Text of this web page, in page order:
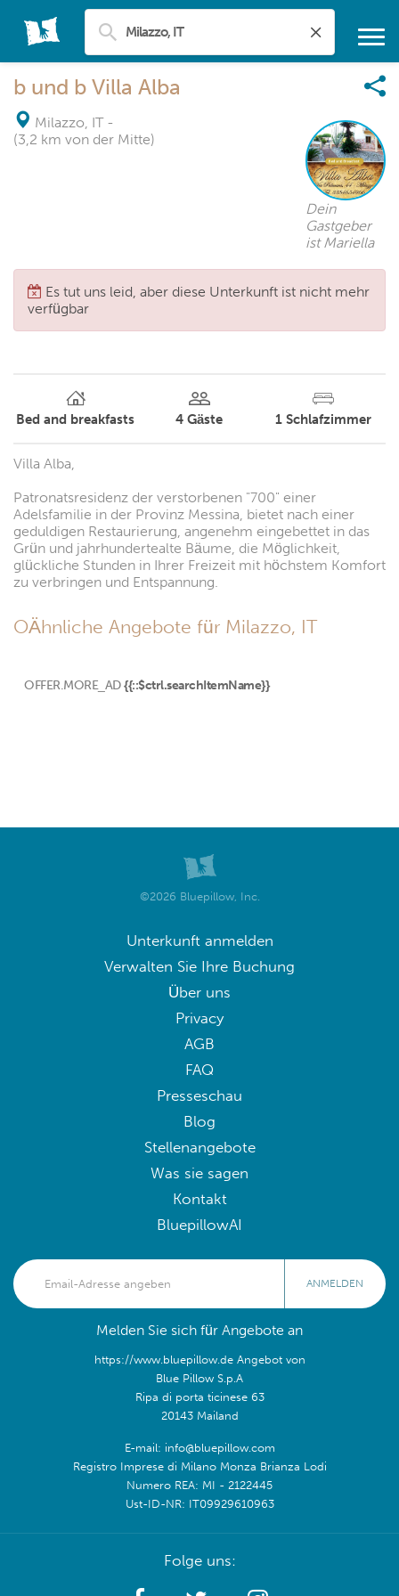
b und b Villa Alba
Milazzo, IT -
(3,2 km von der Mitte)
Dein
Gastgeber
ist Mariella
Es tut uns leid, aber diese Unterkunft ist nicht mehr
verfügbar
Bed and breakfasts 4 Gäste 1 Schlafzimmer
Villa Alba,
Patronatsresidenz der verstorbenen "700" einer
Adelsfamilie in der Provinz Messina, bietet nach einer
geduldigen Restaurierung, angenehm eingebettet in das
Grün und jahrhundertealte Bäume, die Möglichkeit,
glückliche Stunden in Ihrer Freizeit mit höchstem Komfort
zu verbringen und Entspannung.
OÄhnliche Angebote für Milazzo, IT
OFFER.MORE_AD {{::$ctrl.searchItemName}}
©2026 Bluepillow, Inc.
Unterkunft anmelden
Verwalten Sie Ihre Buchung
Über uns
Privacy
AGB
FAQ
Presseschau
Blog
Stellenangebote
Was sie sagen
Kontakt
BluepillowAI
ANMELDEN
Melden Sie sich für Angebote an
https://www.bluepillow.de Angebot von
Blue Pillow S.p.A
Ripa di porta ticinese 63
20143 Mailand
E-mail: info@bluepillow.com
Registro Imprese di Milano Monza Brianza Lodi
Numero REA: MI - 2122445
Ust-ID-NR: IT09929610963
Folge uns: